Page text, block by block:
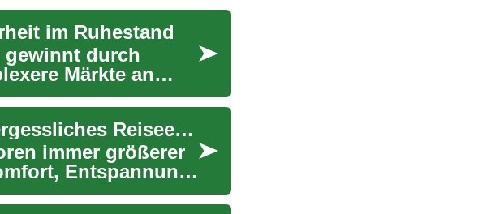
im Ruhestand
gewinnt durch
Märkte an
Kreuzfahrten für Senioren: Ein unvergessliches Reiseerlebnis
immer größerer
Entspannung